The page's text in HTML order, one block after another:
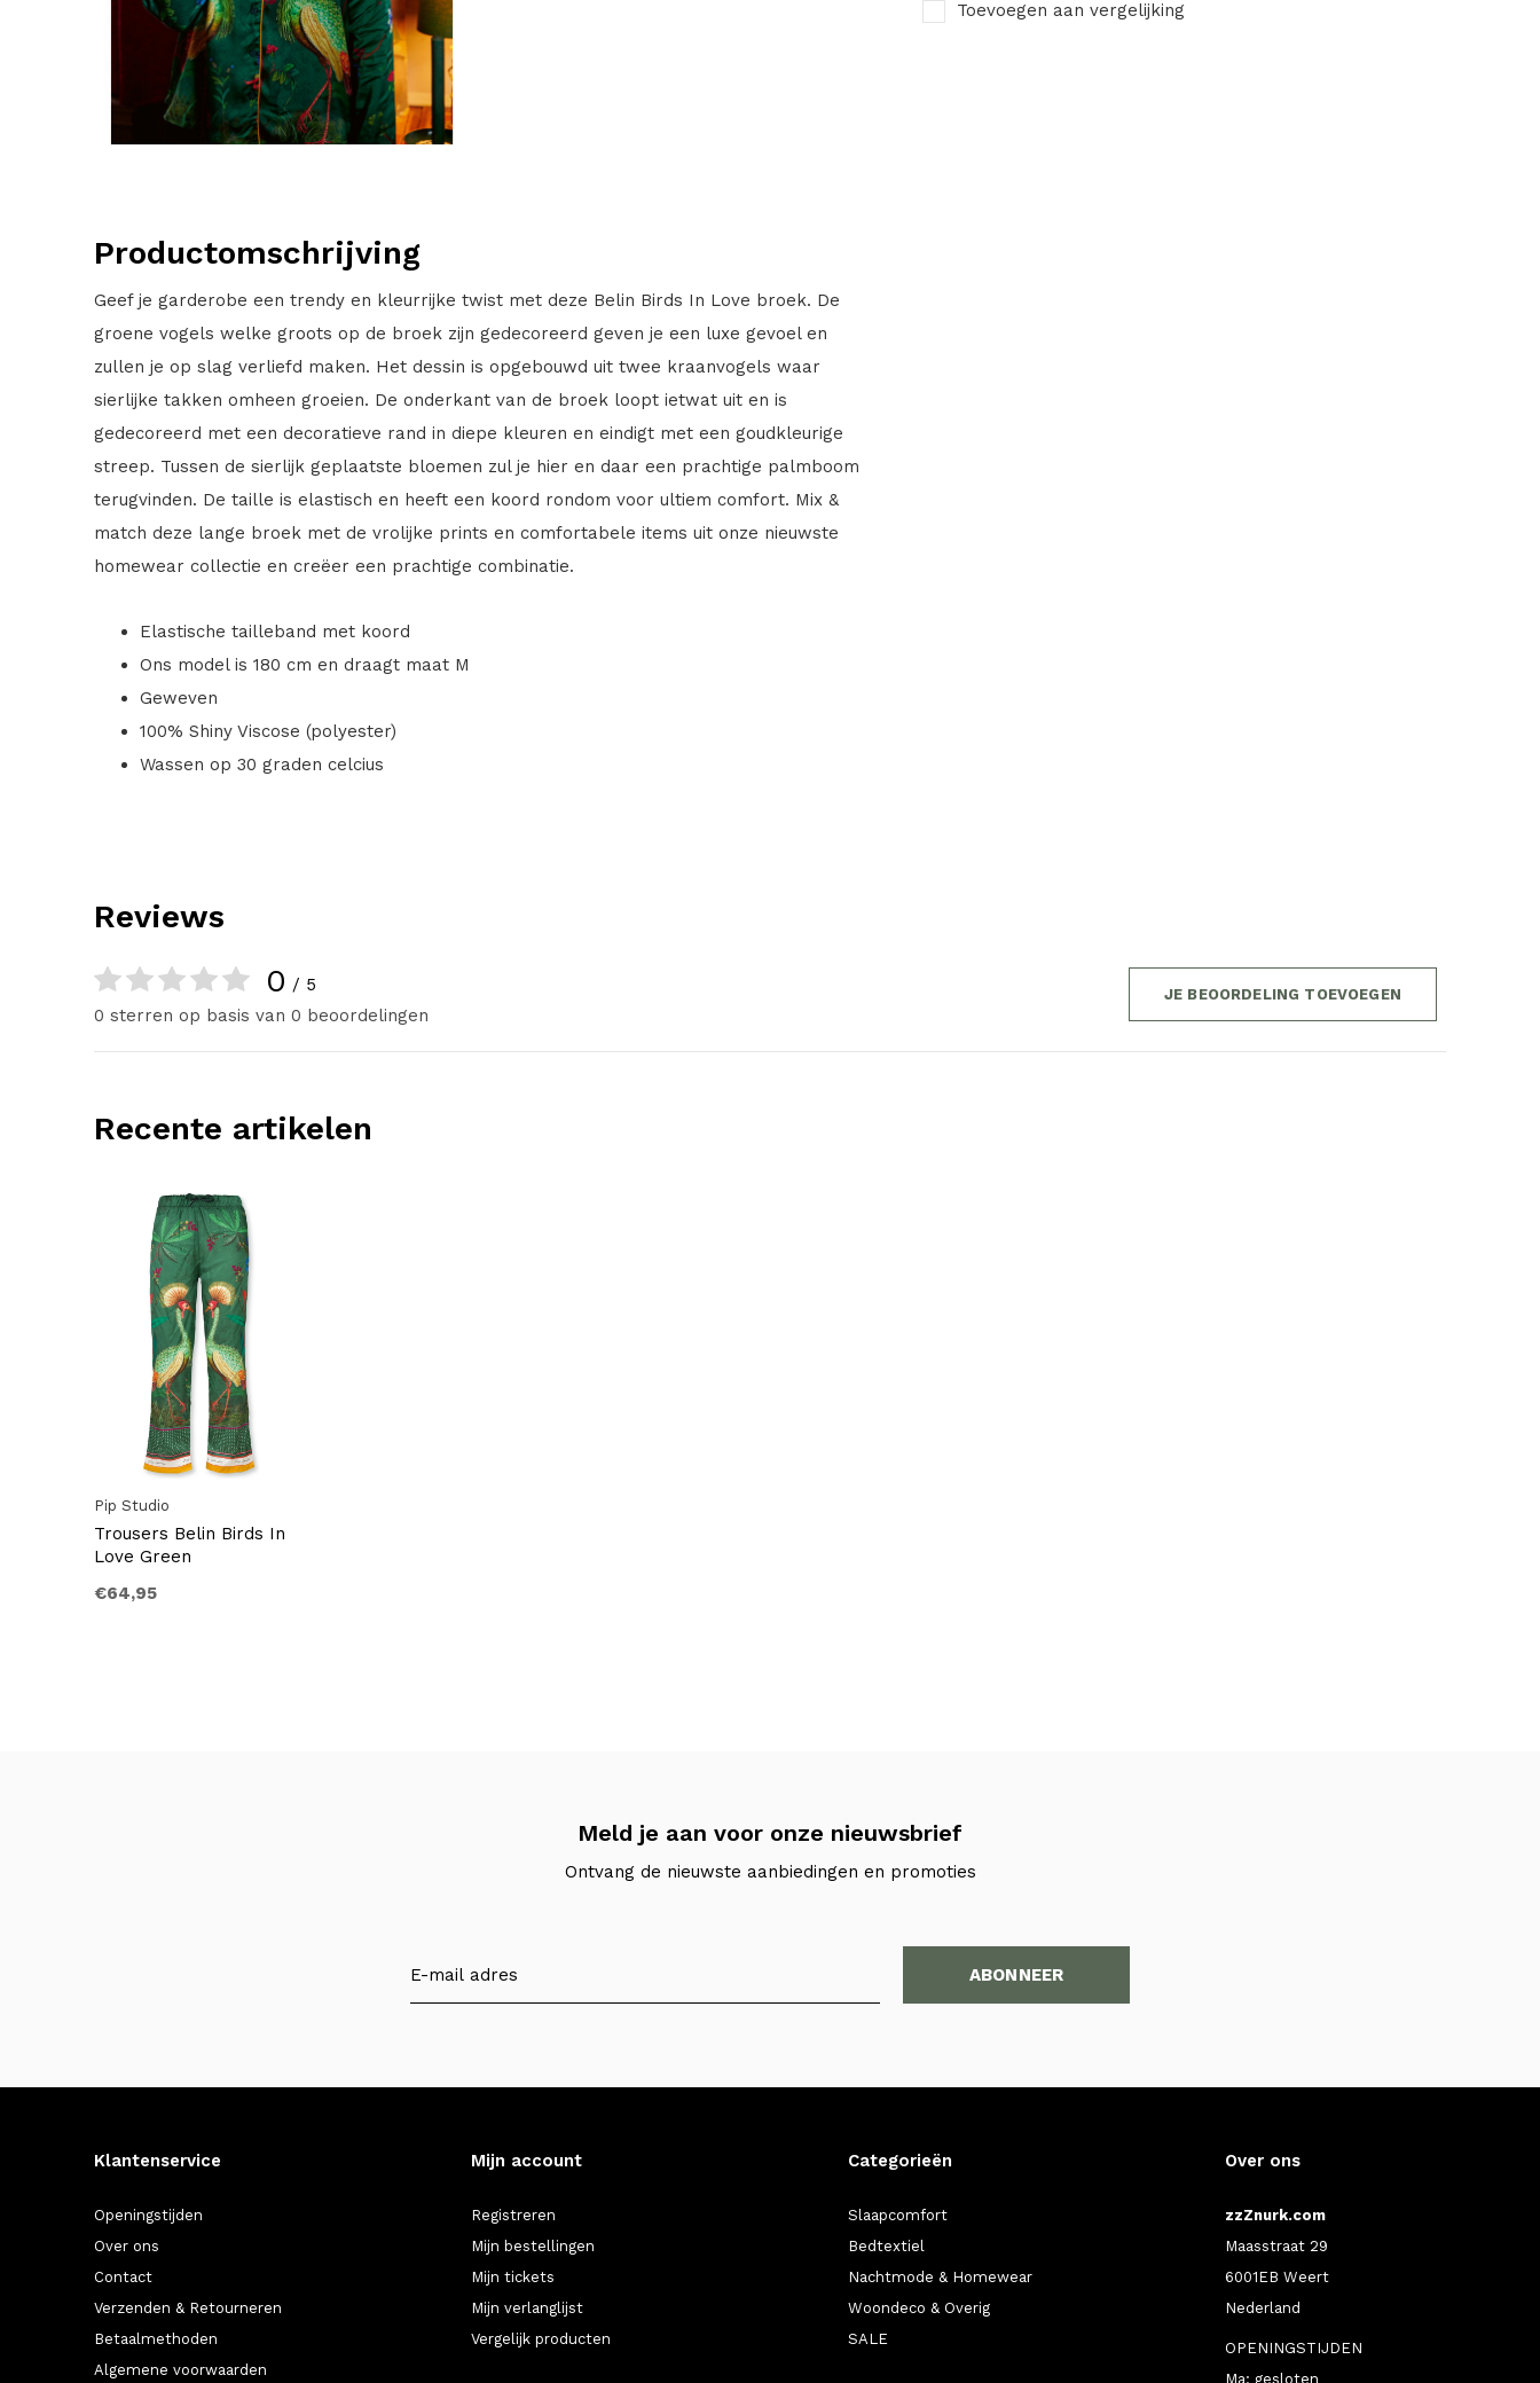
Toevoegen aan vergelijking
Productomschrijving
Geef je garderobe een trendy en kleurrijke twist met deze Belin Birds In Love broek. De
groene vogels welke groots op de broek zijn gedecoreerd geven je een luxe gevoel en
zullen je op slag verliefd maken. Het dessin is opgebouwd uit twee kraanvogels waar
sierlijke takken omheen groeien. De onderkant van de broek loopt ietwat uit en is
gedecoreerd met een decoratieve rand in diepe kleuren en eindigt met een goudkleurige
streep. Tussen de sierlijk geplaatste bloemen zul je hier en daar een prachtige palmboom
terugvinden. De taille is elastisch en heeft een koord rondom voor ultiem comfort. Mix &
match deze lange broek met de vrolijke prints en comfortabele items uit onze nieuwste
homewear collectie en creëer een prachtige combinatie.
Elastische tailleband met koord
Ons model is 180 cm en draagt maat M
Geweven
100% Shiny Viscose (polyester)
Wassen op 30 graden celcius
Reviews
0 / 5
0 sterren op basis van 0 beoordelingen
JE BEOORDELING TOEVOEGEN
Recente artikelen
Pip Studio
Trousers Belin Birds In
Love Green
€64,95
Meld je aan voor onze nieuwsbrief
Ontvang de nieuwste aanbiedingen en promoties
ABONNEER
Klantenservice
Openingstijden
Over ons
Contact
Verzenden & Retourneren
Betaalmethoden
Algemene voorwaarden
Mijn account
Registreren
Mijn bestellingen
Mijn tickets
Mijn verlanglijst
Vergelijk producten
Categorieën
Slaapcomfort
Bedtextiel
Nachtmode & Homewear
Woondeco & Overig
SALE
Over ons
zzZnurk.com
Maasstraat 29
6001EB Weert
Nederland
OPENINGSTIJDEN
Ma: gesloten